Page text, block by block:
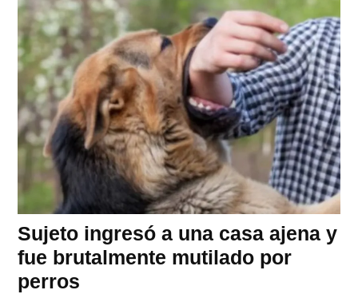
Sujeto ingresó a una casa ajena y
fue brutalmente mutilado por
perros